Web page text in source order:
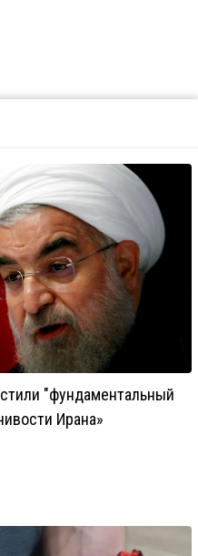
"фундаментальный
Ирана»